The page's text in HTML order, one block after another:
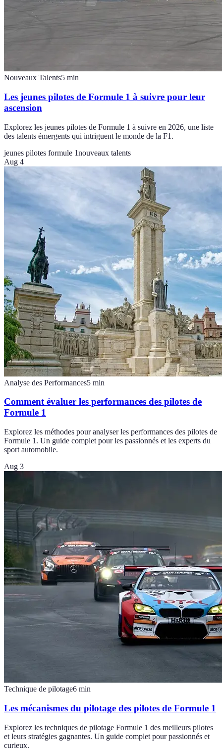
Nouveaux Talents5 min
Les jeunes pilotes de Formule 1 à suivre pour leur
ascension
Explorez les jeunes pilotes de Formule 1 à suivre en 2026, une liste
des talents émergents qui intriguent le monde de la F1.
jeunes pilotes formule 1nouveaux talents
Aug 4
Analyse des Performances5 min
Comment évaluer les performances des pilotes de
Formule 1
Explorez les méthodes pour analyser les performances des pilotes de
Formule 1. Un guide complet pour les passionnés et les experts du
sport automobile.
Aug 3
Technique de pilotage6 min
Les mécanismes du pilotage des pilotes de Formule 1
Explorez les techniques de pilotage Formule 1 des meilleurs pilotes
et leurs stratégies gagnantes. Un guide complet pour passionnés et
curieux.